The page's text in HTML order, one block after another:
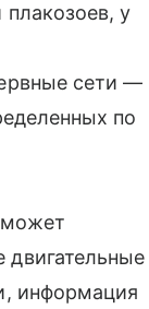
у
сети —
по
может
двигательные
информация